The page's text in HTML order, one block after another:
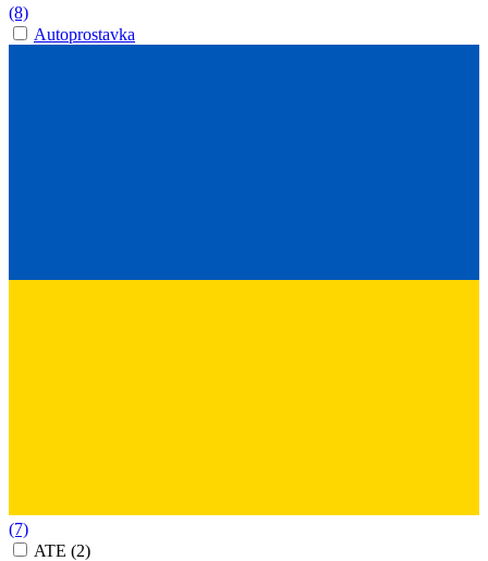
(8)
Autoprostavka
(7)
ATE (2)